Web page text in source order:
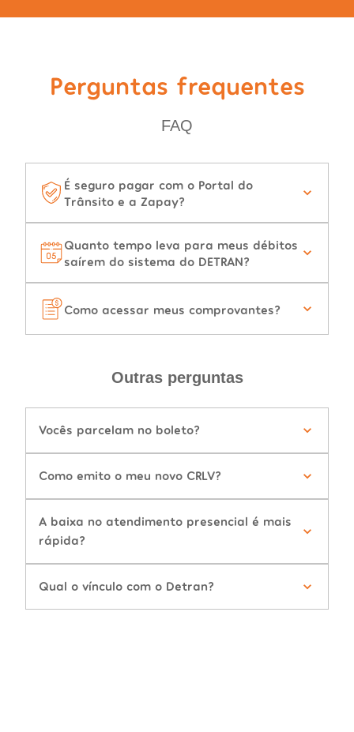
Perguntas frequentes
FAQ
É seguro pagar com o Portal do
Trânsito e a Zapay?
Quanto tempo leva para meus débitos
saírem do sistema do DETRAN?
Como acessar meus comprovantes?
Outras perguntas
Vocês parcelam no boleto?
Como emito o meu novo CRLV?
A baixa no atendimento presencial é mais
rápida?
Qual o vínculo com o Detran?